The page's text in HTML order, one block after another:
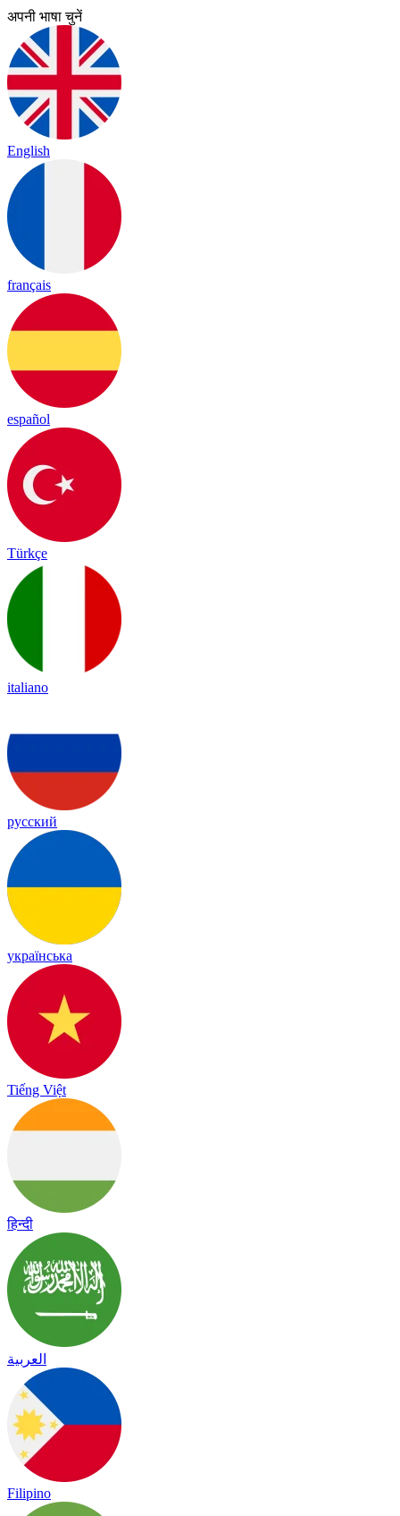
अपनी भाषा चुनें
English
français
español
Türkçe
italiano
русский
українська
Tiếng Việt
हिन्दी
العربية
Filipino